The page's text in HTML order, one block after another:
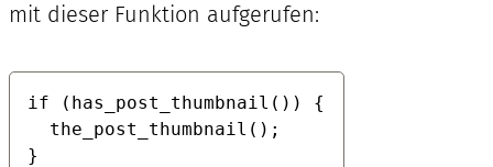
mit dieser Funktion aufgerufen:
if (has_post_thumbnail()) {
}